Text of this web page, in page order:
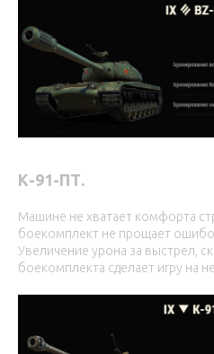
К-91-ПТ.
Машине не хватает комфорта
боекомплект не прощает
Увеличение урона за выстрел,
боекомплекта сделает игру на